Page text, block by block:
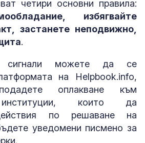
четири основни правила:
избягвайте
застанете неподвижно,
.
сигнали можете да се
на Helpbook.info,
оплакване към
институции, които да
по решаване на
уведомени писмено за